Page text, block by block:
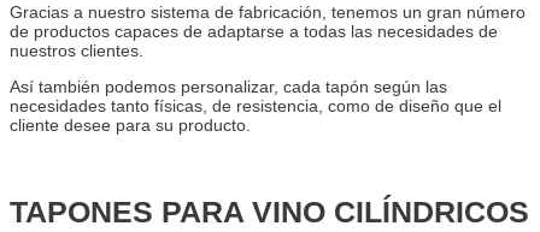
Gracias a nuestro sistema de fabricación, tenemos un gran número
de productos capaces de adaptarse a todas las necesidades de
nuestros clientes.
Así también podemos personalizar, cada tapón según las
necesidades tanto físicas, de resistencia, como de diseño que el
cliente desee para su producto.
TAPONES PARA VINO CILÍNDRICOS